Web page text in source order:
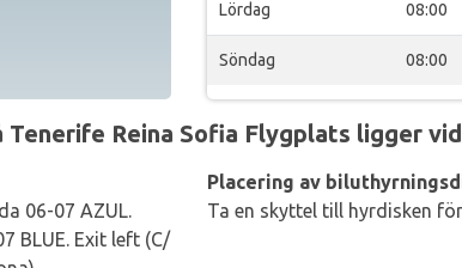
Lördag 08:00
Söndag 08:00
Tenerife Reina Sofia Flygplats ligger
06-07 AZUL.
BLUE. Exit left (C/
Placering av
Ta en skyttel till hyrdisken